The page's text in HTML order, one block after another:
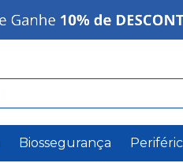
Biossegurança